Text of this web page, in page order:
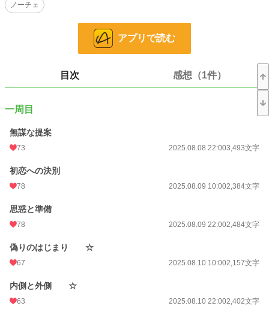
姉の身代わりで嫁いだ令嬢が愛する王太子の為に命を落とすも、死に戻って本当
☆Rシーンにはサブタイトルに「☆」マークがついています。
☆他サイト様でも公開しています。
お気に入り
文字数
初回公開日時
初回完結日時 2025.08.27 22:00
週間ポイント
月間ポイント 1,616 pt (18,121 位)
年間ポイント
ノーチェ
アプリで読む
目次 感想（1件）
一周目
無謀な提案
73 2025.08.08 22:003,493文字
初恋への決別
78 2025.08.09 10:002,384文字
思惑と準備
78 2025.08.09 22:002,484文字
偽りのはじまり ☆
67 2025.08.10 10:002,157文字
内側と外側 ☆
63 2025.08.10 22:002,402文字